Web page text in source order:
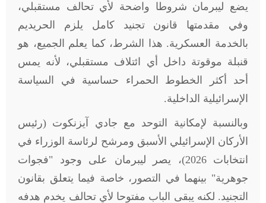
يضع ليبرمان شروطا واضحة لأي تحالف مستقبلي،
وفي مقدمتها قانون تجنيد كامل يلزم الحريديم
بالخدمة العسكرية. هذا الشرط، كما يعلم الجميع، هو
قنبلة موقوتة داخل أي ائتلاف مستقبلي، لأنه يمس
أحد أكثر الخطوط الحمراء حساسية في السياسة
الإسرائيلية الداخلية.
وبالنسبة لإمكانية التوحد مع جادي آيزنكوت (رئيس
الأركان الإسرائيلي الأسبق ومرشح لرئاسة الوزراء في
انتخابات 2026)، يصر ليبرمان على وجود "فجوات
جوهرية" بينهما في التصور، خاصة فيما يتعلق بقانون
التجنيد. لكنه يبقى الباب مفتوحا لأي تحالف يخدم هدفه